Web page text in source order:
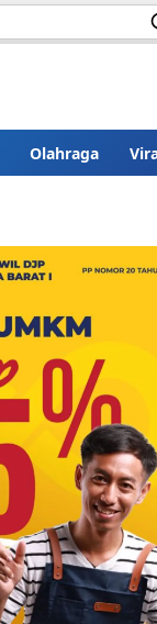
Olahraga